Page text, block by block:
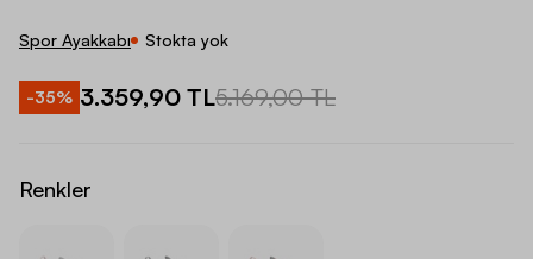
Spor Ayakkabı Stokta yok
-35% 3.359,90 TL5.169,00 TL
Renkler